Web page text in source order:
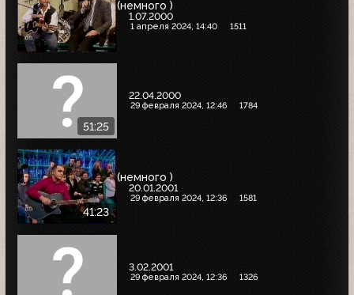
(немного )
1.07.2000
1 апреля 2024, 14:40 1511
51:25
22.04.2000
29 февраля 2024, 12:46 1784
41:23
(немного )
20.01.2001
29 февраля 2024, 12:36 1581
3.02.2001
29 февраля 2024, 12:36 1326